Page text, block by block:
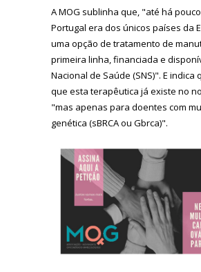
A MOG sublinha que, "até há
Portugal era dos únicos países da
uma opção de tratamento de
primeira linha, financiada e
Nacional de Saúde (SNS)". E indica
que esta terapêutica já existe no
"mas apenas para doentes com
genética (sBRCA ou Gbrca)".